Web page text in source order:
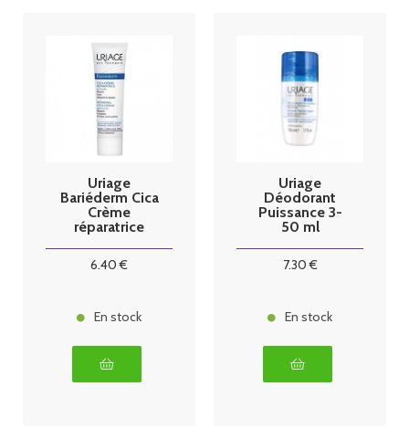
Uriage
Bariéderm Cica
Crème
réparatrice
6.40 €
En stock
Uriage
Déodorant
Puissance 3-
50 ml
7.30€
En stock